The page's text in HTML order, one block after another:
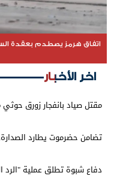
اتفاق هرمز يصطدم بعقدة
اخر الأخبار
مقتل صياد بانفجار زورق
تضامن حضرموت يطارد
دفاع شبوة تطلق عملية